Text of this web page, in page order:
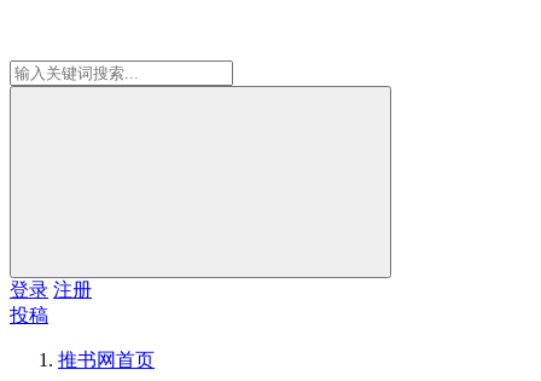
登录 注册
投稿
推书网首页